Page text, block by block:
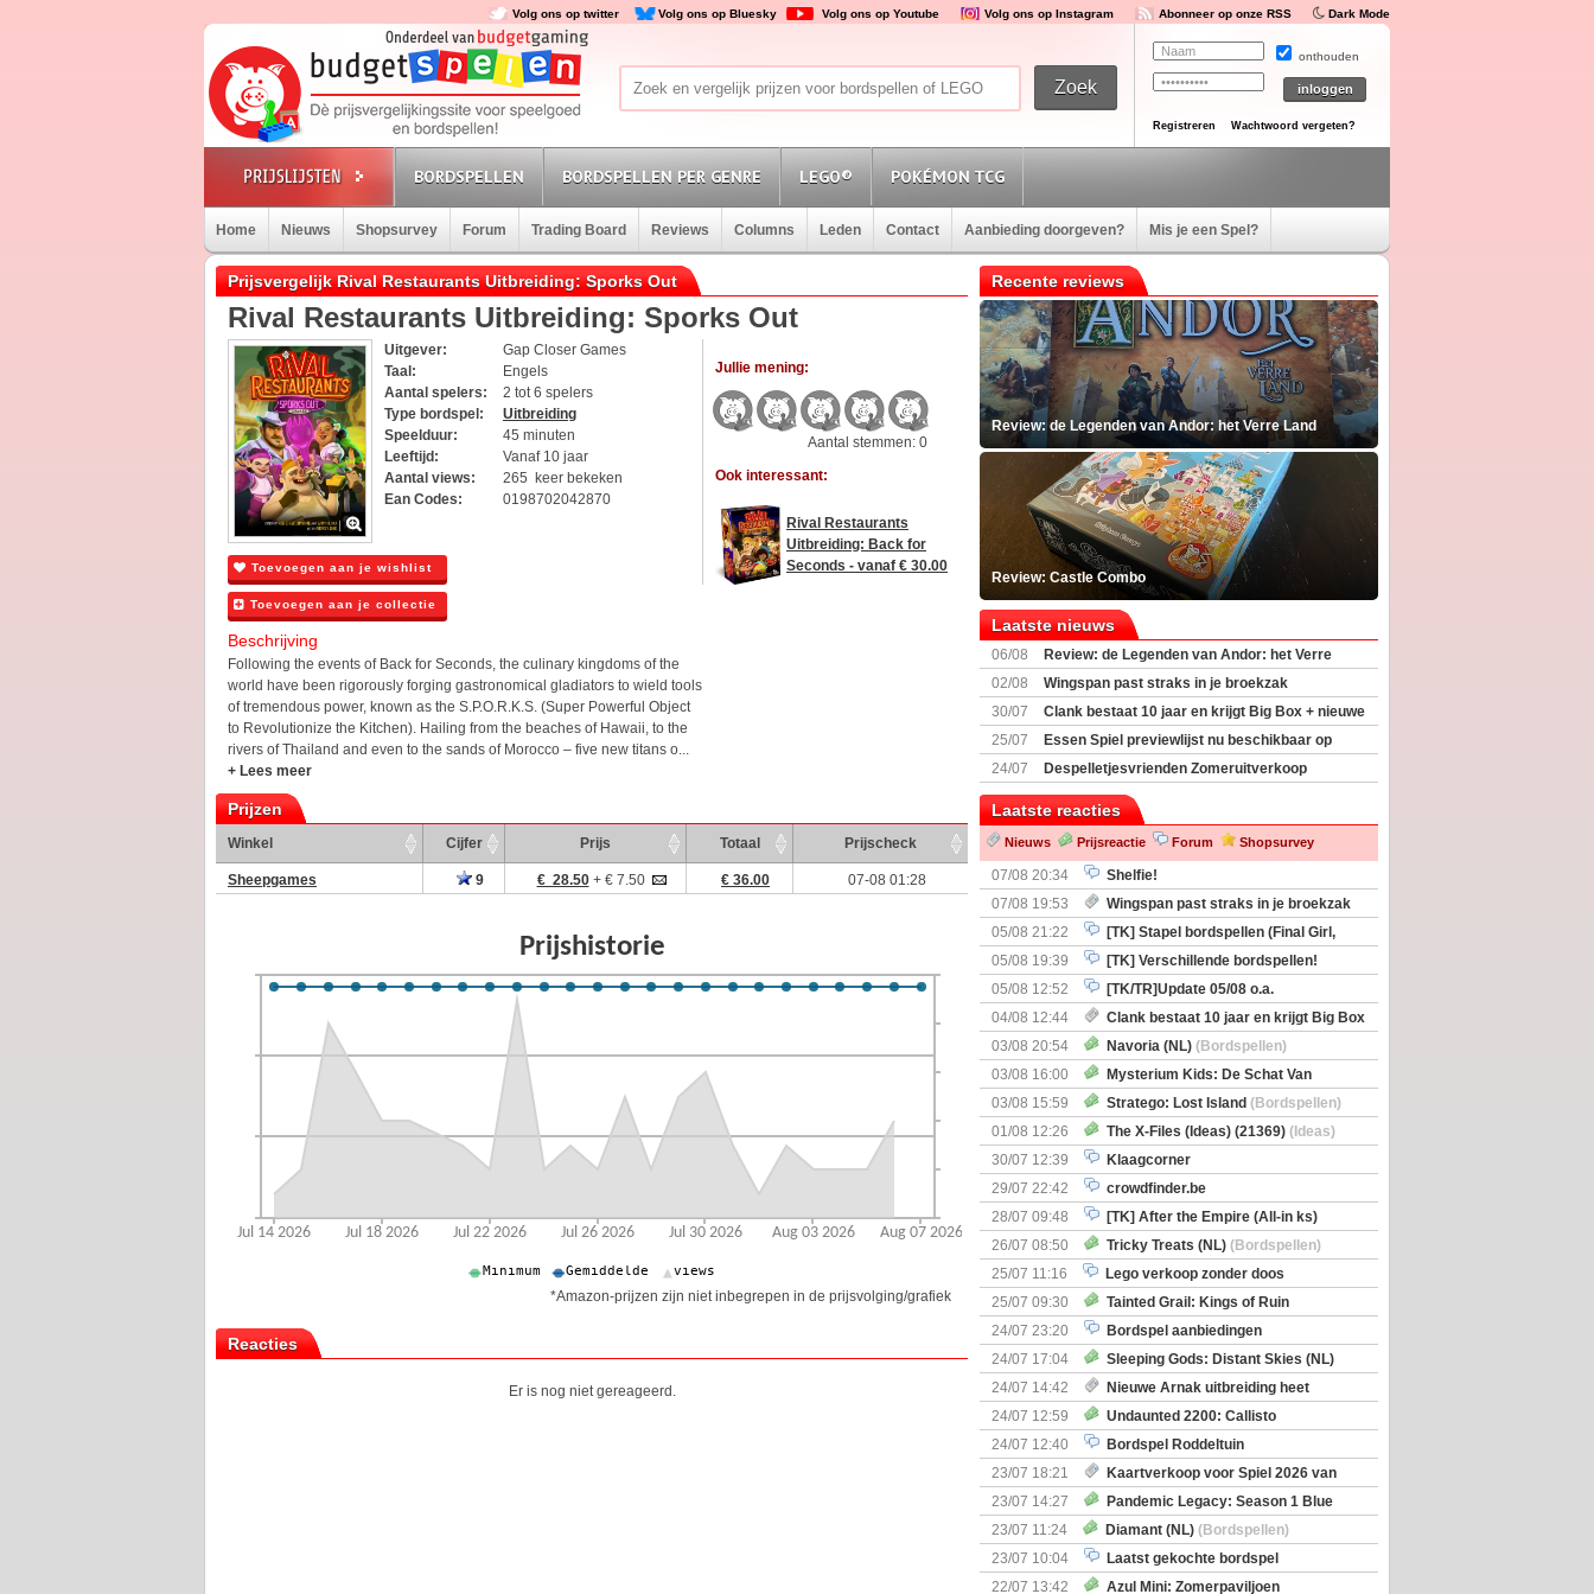
Volg ons op twitter Volg ons op Bluesky Volg ons op Youtube Volg ons op Instagram Abonneer op onze RSS Dark Mode
onthouden
Registreren Wachtwoord vergeten?
BORDSPELLEN BORDSPELLEN PER GENRE LEGO® POKÉMON TCG
Home Nieuws Shopsurvey Forum Trading Board Reviews Columns Leden Contact Aanbieding doorgeven? Mis je een Spel?
Prijsvergelijk Rival Restaurants Uitbreiding: Sporks Out
Rival Restaurants Uitbreiding: Sporks Out
Uitgever:
Gap Closer Games
Taal:
Engels
Aantal spelers:
2 tot 6 spelers
Type bordspel:
Uitbreiding
Speelduur:
45 minuten
Leeftijd:
Vanaf 10 jaar
Aantal views:
265 keer bekeken
Ean Codes:
0198702042870
Toevoegen aan je wishlist
Toevoegen aan je collectie
Beschrijving
Following the events of Back for Seconds, the culinary kingdoms of the
world have been rigorously forging gastronomical gladiators to wield tools
of tremendous power, known as the S.P.O.R.K.S. (Super Powerful Object
to Revolutionize the Kitchen). Hailing from the beaches of Hawaii, to the
rivers of Thailand and even to the sands of Morocco – five new titans o...
+ Lees meer
Jullie mening:
Aantal stemmen: 0
Ook interessant:
Rival Restaurants
Uitbreiding: Back for
Seconds - vanaf € 30.00
Prijzen
Winkel Cijfer Prijs Totaal Prijscheck
Sheepgames 9 € 28.50+ € 7.50 € 36.00 07-08 01:28
*Amazon-prijzen zijn niet inbegrepen in de prijsvolging/grafiek
Reacties
Er is nog niet gereageerd.
Recente reviews
Review: de Legenden van Andor: het Verre Land
Review: Castle Combo
Laatste nieuws
06/08
Review: de Legenden van Andor: het Verre
Land
02/08
Wingspan past straks in je broekzak
30/07
Clank bestaat 10 jaar en krijgt Big Box + nieuwe
uitbreiding
25/07
Essen Spiel previewlijst nu beschikbaar op
Boardgamegeek
24/07
Despelletjesvrienden Zomeruitverkoop
Laatste reacties
Nieuws Prijsreactie Forum Shopsurvey
07/08 20:34
Shelfie!
07/08 19:53
Wingspan past straks in je broekzak
05/08 21:22
[TK] Stapel bordspellen (Final Girl,
Nemesis Retaliation, Zombicide Invader)
05/08 19:39
[TK] Verschillende bordspellen!
05/08 12:52
[TK/TR]Update 05/08 o.a.
Prijsverlagingen, Imperium Horizons, 20 Strong
04/08 12:44
Clank bestaat 10 jaar en krijgt Big Box
+ nieuwe uitbreiding
03/08 20:54 Navoria (NL) (Bordspellen)
03/08 16:00
Mysterium Kids: De Schat Van
Kapitein Boe
(Bordspellen)
03/08 15:59 Stratego: Lost Island (Bordspellen)
01/08 12:26
The X-Files (Ideas) (21369) (Ideas)
30/07 12:39
Klaagcorner
29/07 22:42
crowdfinder.be
28/07 09:48
[TK] After the Empire (All-in ks)
26/07 08:50
Tricky Treats (NL) (Bordspellen)
25/07 11:16
Lego verkoop zonder doos
25/07 09:30
Tainted Grail: Kings of Ruin
Uitbreiding: Wyrd Encounters(Bordspellen)
24/07 23:20
Bordspel aanbiedingen
24/07 17:04
Sleeping Gods: Distant Skies (NL)
(Bordspellen)
24/07 14:42
Nieuwe Arnak uitbreiding heet
Surprise Shipments
24/07 12:59
Undaunted 2200: Callisto
(Bordspellen)
24/07 12:40
Bordspel Roddeltuin
23/07 18:21
Kaartverkoop voor Spiel 2026 van
start
23/07 14:27
Pandemic Legacy: Season 1 Blue
(Bordspellen)
23/07 11:24 Diamant (NL) (Bordspellen)
23/07 10:04
Laatst gekochte bordspel
22/07 13:42
Azul Mini: Zomerpaviljoen